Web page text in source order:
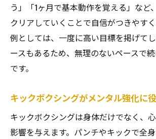
う」「1ヶ月で基本動作を覚える」など
クリアしていくことで自信がつきやす
例としては、一度に高い目標を掲げて
ースもあるため、無理のないペースで
です。
キックボクシングがメンタル強化に
キックボクシングは身体だけでなく、
影響を与えます。パンチやキックで全